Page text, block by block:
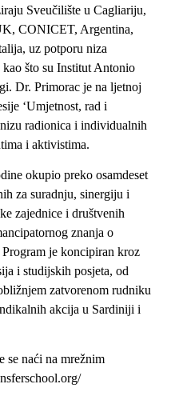
Sveučilište u Cagliariju,
CONICET, Argentina,
uz potporu niza
što su Institut Antonio
Dr. Primorac je na ljetnoj
‘Umjetnost, rad i
radionica i individualnih
i aktivistima.
okupio preko osamdeset
za suradnju, sinergiju i
zajednice i društvenih
znanja o
je koncipiran kroz
i studijskih posjeta, od
zatvorenom rudniku
akcija u Sardiniji i
se naći na mrežnim